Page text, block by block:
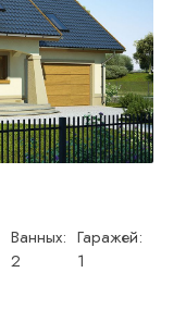
Ванных:
2
Гаражей:
1